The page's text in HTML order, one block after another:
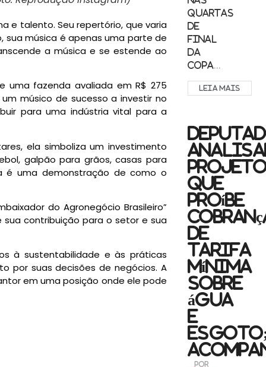
e talento. Seu repertório, que varia
sua música é apenas uma parte de
a música e se estende ao
uma fazenda avaliada em R$ 275
músico de sucesso a investir no
para uma indústria vital para a
ela simboliza um investimento
galpão para grãos, casas para
é uma demonstração de como o
do Agronegócio Brasileiro”
contribuição para o setor e sua
à sustentabilidade e às práticas
por suas decisões de negócios. A
em uma posição onde ele pode
quartas
de
final
da
Copa...
LEIA MAIS
que
proíbe
de
tarifa
mínima
sobre
água
e
por